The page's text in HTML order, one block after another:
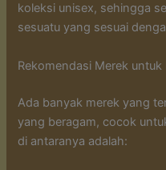
koleksi unisex, sehingga
sesuatu yang sesuai
Rekomendasi Merek
Ada banyak merek yang
yang beragam, cocok
di antaranya adalah: